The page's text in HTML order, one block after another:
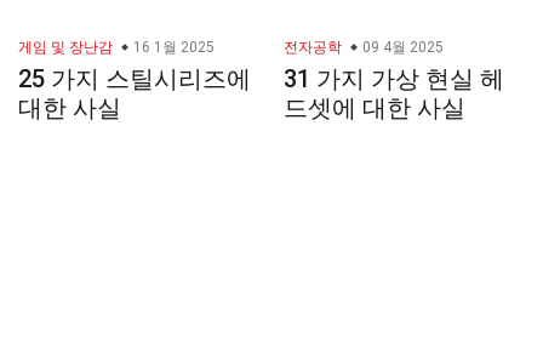
게임 및 장난감 16 1월 2025
25 가지 스틸시리즈에
대한 사실
전자공학 09 4월 2025
31 가지 가상 현실 헤
드셋에 대한 사실